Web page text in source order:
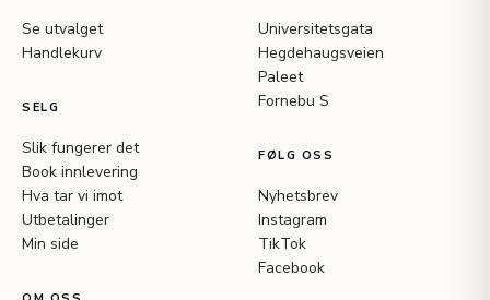
Se utvalget
Handlekurv
SELG
Slik fungerer det
Book innlevering
Hva tar vi imot
Utbetalinger
Min side
Universitetsgata
Hegdehaugsveien
Paleet
Fornebu S
FØLG OSS
Nyhetsbrev
Instagram
TikTok
Facebook